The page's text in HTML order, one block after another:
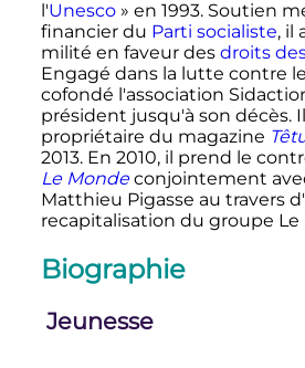
l'Unesco » en 1993. Soutien
financier du Parti socialiste, il
milité en faveur des droits
Engagé dans la lutte contre le
cofondé l'association
président jusqu'à son décès.
propriétaire du magazine
2013. En 2010, il prend le
Le Mondeconjointement
Matthieu Pigasse au travers
recapitalisation du groupe Le
Biographie
Jeunesse